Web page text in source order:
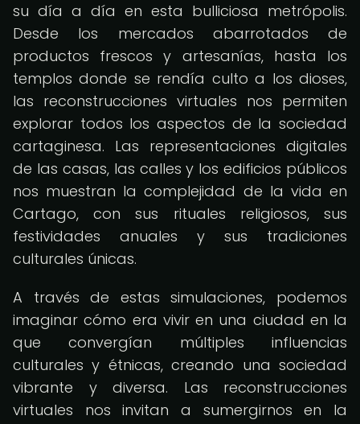
su día a día en esta bulliciosa metrópolis.
Desde los mercados abarrotados de
productos frescos y artesanías, hasta los
templos donde se rendía culto a los dioses,
las reconstrucciones virtuales nos permiten
explorar todos los aspectos de la sociedad
cartaginesa. Las representaciones digitales
de las casas, las calles y los edificios públicos
nos muestran la complejidad de la vida en
Cartago, con sus rituales religiosos, sus
festividades anuales y sus tradiciones
culturales únicas.
A través de estas simulaciones, podemos
imaginar cómo era vivir en una ciudad en la
que convergían múltiples influencias
culturales y étnicas, creando una sociedad
vibrante y diversa. Las reconstrucciones
virtuales nos invitan a sumergirnos en la